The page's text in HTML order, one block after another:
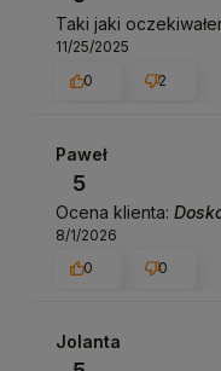
Taki jaki
11/25/2025
0
2
Paweł
5
Ocena klienta:
8/1/2026
0
0
Jolanta